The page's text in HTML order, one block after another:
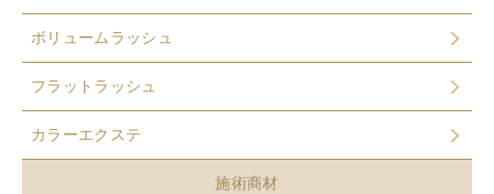
ボリュームラッシュ
フラットラッシュ
カラーエクステ
施術商材